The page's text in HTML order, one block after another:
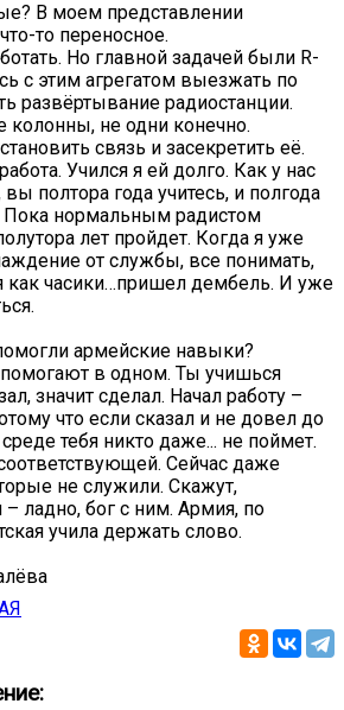
В моем представлении
то переносное.
Но главной задачей были R-
с этим агрегатом выезжать по
развёртывание радиостанции.
колонны, не одни конечно.
связь и засекретить её.
Учился я ей долго. Как у нас
полтора года учитесь, и полгода
Пока нормальным радистом
лет пройдет. Когда я уже
от службы, все понимать,
как часики…пришел дембель. И уже
армейские навыки?
в одном. Ты учишься
значит сделал. Начал работу –
что если сказал и не довел до
тебя никто даже... не поймет.
Сейчас даже
не служили. Скажут,
ладно, бог с ним. Армия, по
учила держать слово.